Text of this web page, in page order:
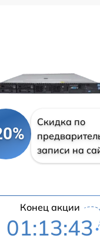
Скидка по
записи на
Конец акции
01:13:42